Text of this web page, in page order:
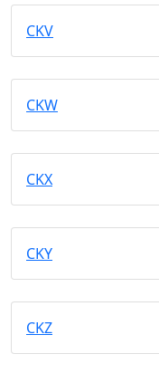
CKV
CKW
CKX
CKY
CKZ